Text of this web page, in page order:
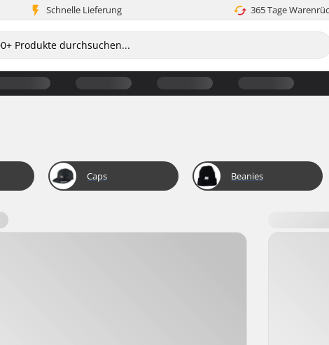
Schnelle Lieferung 365 Tage
Caps Beanies